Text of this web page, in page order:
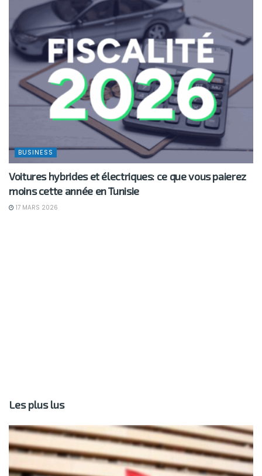
BUSINESS
Voitures hybrides et électriques: ce que vous paierez
moins cette année en Tunisie
17 MARS 2026
Les plus lus